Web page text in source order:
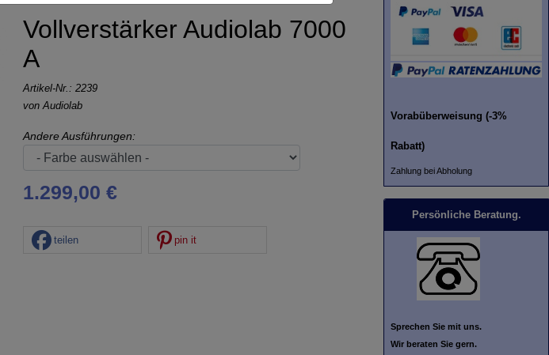
Vollverstärker Audiolab 7000
A
Artikel-Nr.: 2239
vonAudiolab
Andere Ausführungen:
1.299,00 €
teilen pin it
Vorabüberweisung (-3%
Rabatt)
Zahlung bei Abholung
Persönliche Beratung.
Sprechen Sie mit uns.
Wir beraten Sie gern.